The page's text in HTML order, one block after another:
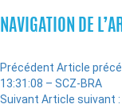
NAVIGATION DE
Précédent Article
13:31:08 – SCZ-BRA
Suivant Article suivant :